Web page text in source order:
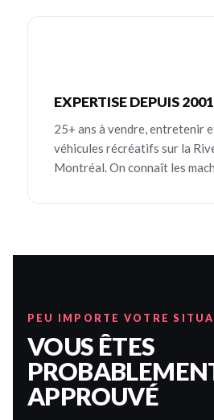
EXPERTISE DEPUIS 2001
25+ ans à vendre, entretenir
véhicules récréatifs sur la
Montréal. On connaît les
PEU IMPORTE VOTRE
VOUS ÊTES
APPROUVÉ